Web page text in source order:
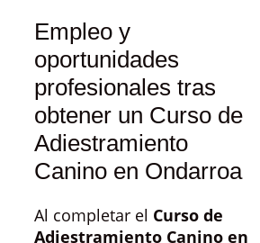
Empleo y
oportunidades
profesionales tras
obtener un Curso de
Adiestramiento
Canino en Ondarroa
Al completar el Curso de
Adiestramiento Canino en